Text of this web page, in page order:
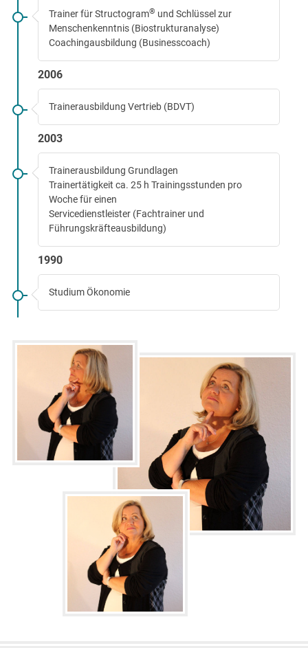
Trainer für Structogram® und Schlüssel zur
Menschenkenntnis (Biostrukturanalyse)
Coachingausbildung (Businesscoach)
2006
Trainerausbildung Vertrieb (BDVT)
2003
Trainerausbildung Grundlagen
Trainertätigkeit ca. 25 h Trainingsstunden pro
Woche für einen
Servicedienstleister (Fachtrainer und
Führungskräfteausbildung)
1990
Studium Ökonomie